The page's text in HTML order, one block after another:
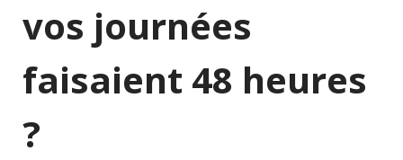
vos journées
faisaient 48 heures
?